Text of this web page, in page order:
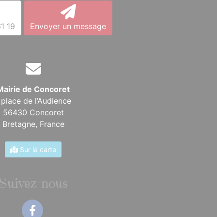
19 Envoyer un message
de Concoret
place de l’Audience
56430 Concoret
Bretagne, France
Sur la carte
Suivez-nous